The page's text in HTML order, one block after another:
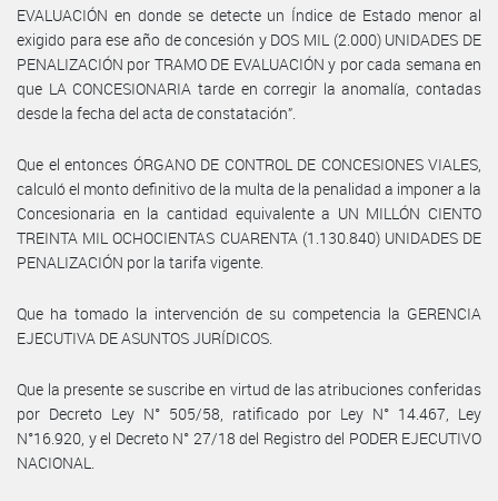
EVALUACIÓN en donde se detecte un Índice de Estado menor al
exigido para ese año de concesión y DOS MIL (2.000) UNIDADES DE
PENALIZACIÓN por TRAMO DE EVALUACIÓN y por cada semana en
que LA CONCESIONARIA tarde en corregir la anomalía, contadas
desde la fecha del acta de constatación”.
Que el entonces ÓRGANO DE CONTROL DE CONCESIONES VIALES,
calculó el monto definitivo de la multa de la penalidad a imponer a la
Concesionaria en la cantidad equivalente a UN MILLÓN CIENTO
TREINTA MIL OCHOCIENTAS CUARENTA (1.130.840) UNIDADES DE
PENALIZACIÓN por la tarifa vigente.
Que ha tomado la intervención de su competencia la GERENCIA
EJECUTIVA DE ASUNTOS JURÍDICOS.
Que la presente se suscribe en virtud de las atribuciones conferidas
por Decreto Ley N° 505/58, ratificado por Ley N° 14.467, Ley
N°16.920, y el Decreto N° 27/18 del Registro del PODER EJECUTIVO
NACIONAL.